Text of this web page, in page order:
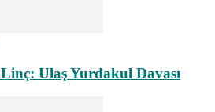
Ulaş Yurdakul Davası